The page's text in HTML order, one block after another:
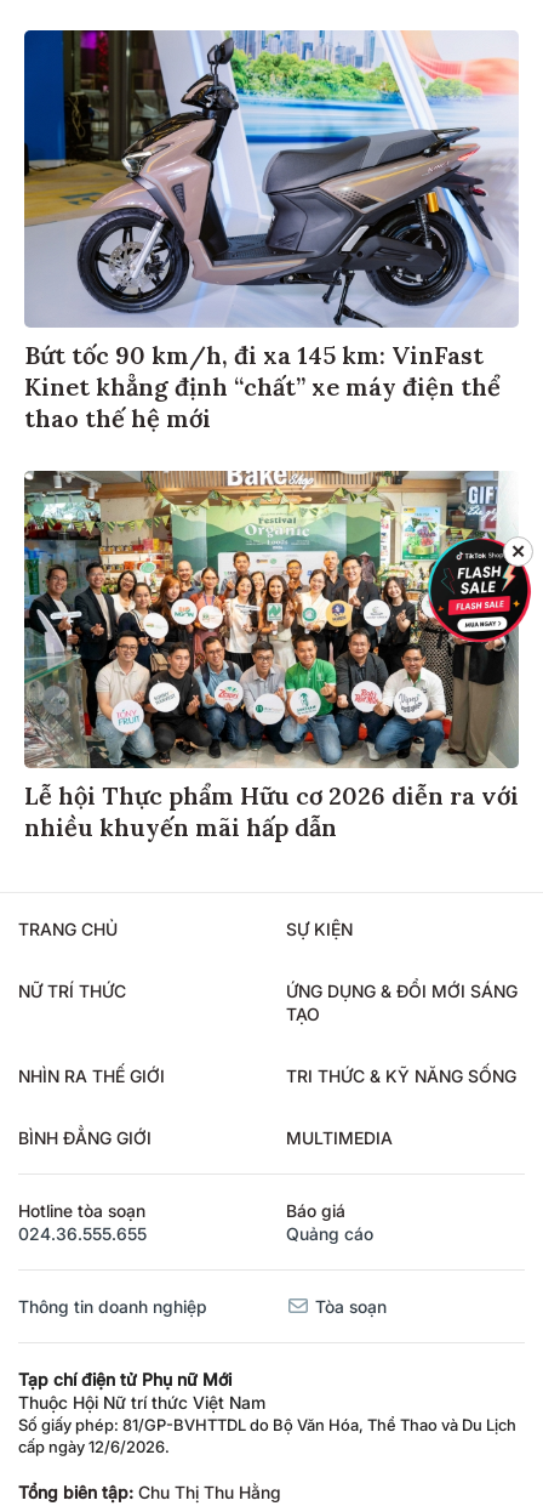
Bứt tốc 90 km/h, đi xa 145 km: VinFast
Kinet khẳng định “chất” xe máy điện thể
thao thế hệ mới
Lễ hội Thực phẩm Hữu cơ 2026 diễn ra với
nhiều khuyến mãi hấp dẫn
TRANG CHỦ SỰ KIỆN
NỮ TRÍ THỨC
ỨNG DỤNG & ĐỔI MỚI SÁNG
TẠO
NHÌN RA THẾ GIỚI TRI THỨC & KỸ NĂNG SỐNG
BÌNH ĐẲNG GIỚI MULTIMEDIA
Hotline tòa soạn
024.36.555.655
Báo giá
Quảng cáo
Thông tin doanh nghiệp Tòa soạn
Tạp chí điện tử Phụ nữ Mới
Thuộc Hội Nữ trí thức Việt Nam
Số giấy phép: 81/GP-BVHTTDL do Bộ Văn Hóa, Thể Thao và Du Lịch
cấp ngày 12/6/2026.
Tổng biên tập: Chu Thị Thu Hằng
✕